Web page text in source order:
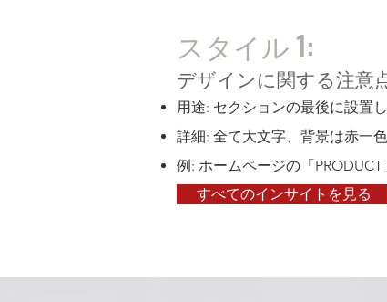
スタイル 1:
デザインに関する注意
用途: セクションの最後に設置
詳細: 全て大文字、背景は赤一
例: ホームページの「
「VIEW ALL INSIGHTS」
すべてのインサイトを見る